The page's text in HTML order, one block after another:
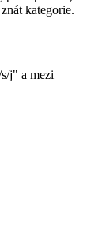
kategorie.
j" a mezi